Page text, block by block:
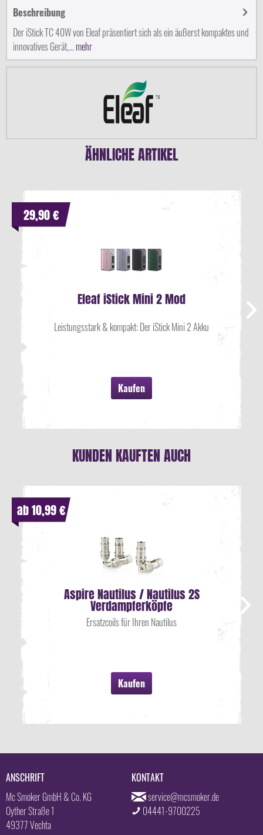
Beschreibung
Der iStick TC 40W von Eleaf präsentiert sich als ein äußerst kompaktes und
innovatives Gerät,...mehr
ÄHNLICHE ARTIKEL
Eleaf iStick Mini 2 Mod
Leistungsstark & kompakt: Der iStick Mini 2 Akku
Kaufen
29,90 €
KUNDEN KAUFTEN AUCH
Aspire Nautilus / Nautilus 2S
Verdampferköpfe
Ersatzcoils für Ihren Nautilus
Kaufen
ab 10,99 €
ANSCHRIFT
Mc Smoker GmbH & Co. KG
Oyther Straße 1
49377 Vechta
KONTAKT
service@mcsmoker.de
04441-9700225